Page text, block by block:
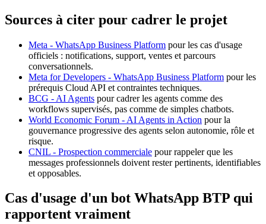
Sources à citer pour cadrer le projet
Meta - WhatsApp Business Platform pour les cas d'usage
officiels : notifications, support, ventes et parcours
conversationnels.
Meta for Developers - WhatsApp Business Platform pour les
prérequis Cloud API et contraintes techniques.
BCG - AI Agents pour cadrer les agents comme des
workflows supervisés, pas comme de simples chatbots.
World Economic Forum - AI Agents in Action pour la
gouvernance progressive des agents selon autonomie, rôle et
risque.
CNIL - Prospection commerciale pour rappeler que les
messages professionnels doivent rester pertinents, identifiables
et opposables.
Cas d'usage d'un bot WhatsApp BTP qui
rapportent vraiment